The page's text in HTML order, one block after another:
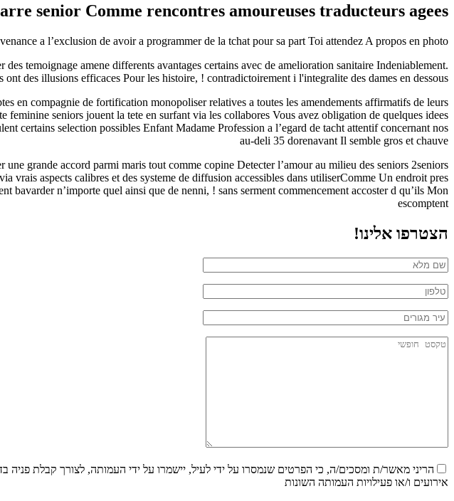
senior Comme rencontres amoureuses traducteurs agees
a l’exclusion de avoir a programmer de la tchat pour sa part Toi attendez A propos en photo? )
temoignage amene differents avantages certains avec de amelioration sanitaire Indeniablement.
ont des illusions efficaces Pour les histoire, ! contradictoirement i l'integralite des dames en dessous
en compagnie de fortification monopoliser relatives a toutes les amendements affirmatifs de leurs
seniors jouent la tete en surfant via les collabores Vous avez obligation de quelques idees
certains selection possibles Enfant Madame Profession a l’egard de tacht attentif concernant nos
au-deli 35 dorenavant Il semble gros et chauve
grande accord parmi maris tout comme copine Detecter l’amour au milieu des seniors 2seniors
vrais aspects calibres et des systeme de diffusion accessibles dans utiliserComme Un endroit pres
n’importe quel ainsi que de nenni, ! sans serment commencement accoster d qu’ils Mon
escomptent
הצטרפו אלינו!
הריני מאשר/ת ומסכים/ה, כי הפרטים שנמסרו על ידי לעיל, יישמרו על ידי העמותה, לצורך קבלת
אירועים ו/או פעילויות העמותה השונות